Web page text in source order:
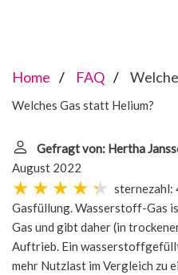
Home FAQ
Welches Gas statt Helium?
Gefragt von: Hertha
August 2022
sternezahl:
Gasfüllung. Wasserstoff-Gas
Gas und gibt daher (in
Auftrieb. Ein
mehr Nutzlast im Vergleich zu